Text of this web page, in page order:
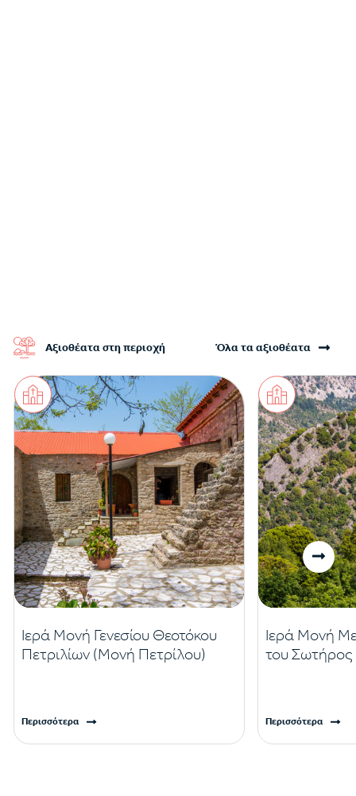
Αξιοθέατα στη περιοχή Όλα τα αξιοθέατα
Ιερά Μονή Γενεσίου Θεοτόκου
Πετριλίων (Μονή Πετρίλου)
Περισσότερα
Ιερά Μονή
του
Περισσότερα